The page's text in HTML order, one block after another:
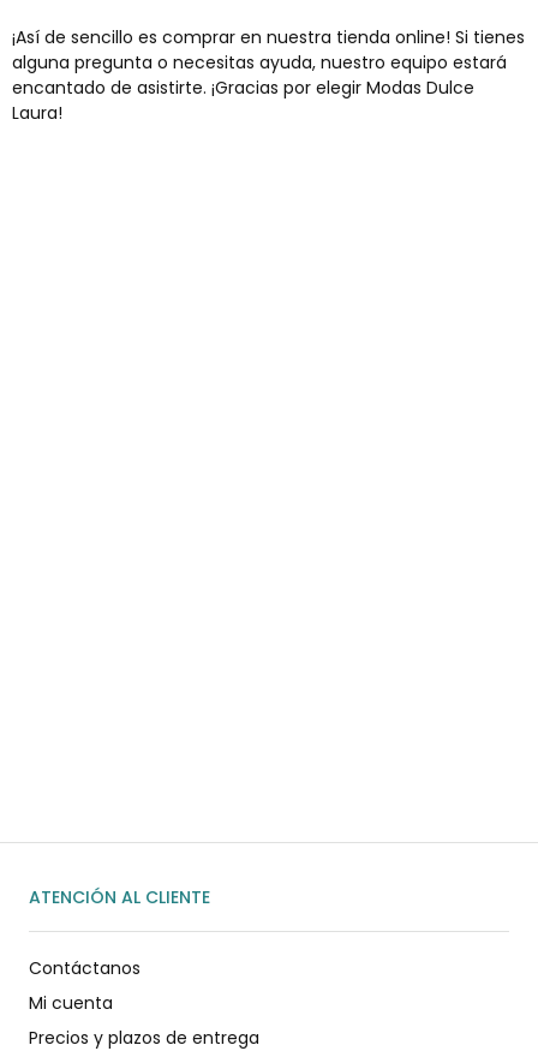
¡Así de sencillo es comprar en nuestra tienda online! Si tienes
alguna pregunta o necesitas ayuda, nuestro equipo estará
encantado de asistirte. ¡Gracias por elegir Modas Dulce
Laura!
ATENCIÓN AL CLIENTE
Contáctanos
Mi cuenta
Precios y plazos de entrega